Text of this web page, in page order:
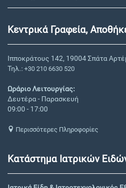
Κεντρικά Γραφεία,
Ιπποκράτους 142, 19004 Σπάτα
Τηλ.: +30 210 6630 520
Ωράριο Λειτουργίας:
Δευτέρα - Παρασκευή
09:00 - 17:00
Περισσότερες Πληροφορίες
Κατάστημα Ιατρικών